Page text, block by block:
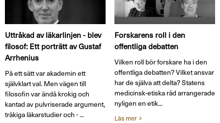
Uttråkad av läkarlinjen - blev
filosof: Ett porträtt av Gustaf
Arrhenius
På ett sätt var akademin ett
självklart val. Men vägen till
filosofin var ändå krokig och
kantad av pulvriserade argument,
tråkiga läkarstudier och - ...
Forskarens roll i den
offentliga debatten
Vilken roll bör forskare ha i den
offentliga debatten? Vilket ansvar
har de själva att delta? Statens
medicinsk-etiska råd arrangerade
nyligen en etik...
Läs mer